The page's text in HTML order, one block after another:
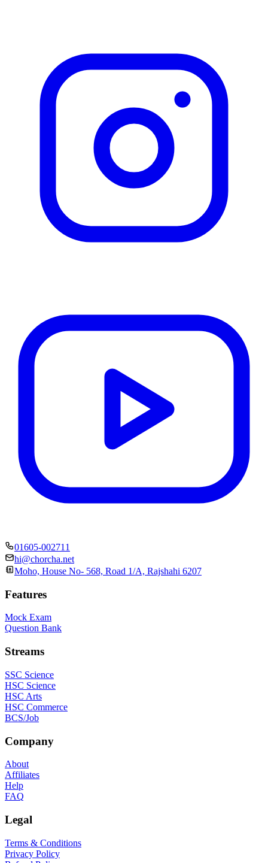
01605-002711
hi@chorcha.net
Moho, House No- 568, Road 1/A, Rajshahi 6207
Features
Mock Exam
Question Bank
Streams
SSC Science
HSC Science
HSC Arts
HSC Commerce
BCS/Job
Company
About
Affiliates
Help
FAQ
Legal
Terms & Conditions
Privacy Policy